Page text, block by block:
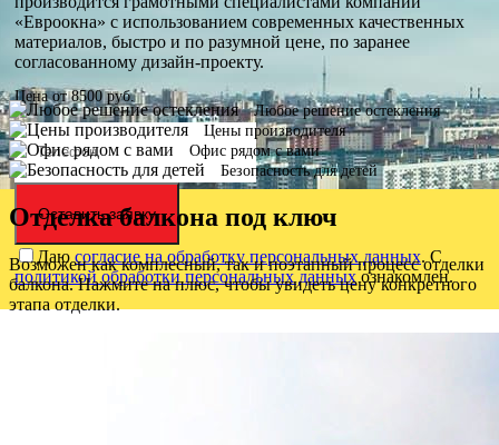
«Евроокна» с использованием современных качественных
материалов, быстро и по разумной цене, по заранее
согласованному дизайн-проекту.
Цена от8500руб.
Оставить заявку
Даю согласие на обработку персональных данных. С
политикой обработки персональных данныхознакомлен.
Любое решение остекления
Цены производителя
Офис рядом с вами
Безопасность для детей
Отделка балкона под ключ
Возможен как комплесный, так и поэтапный процесс отделки
балкона. Нажмите на плюс, чтобы увидеть цену конкретного
этапа отделки.